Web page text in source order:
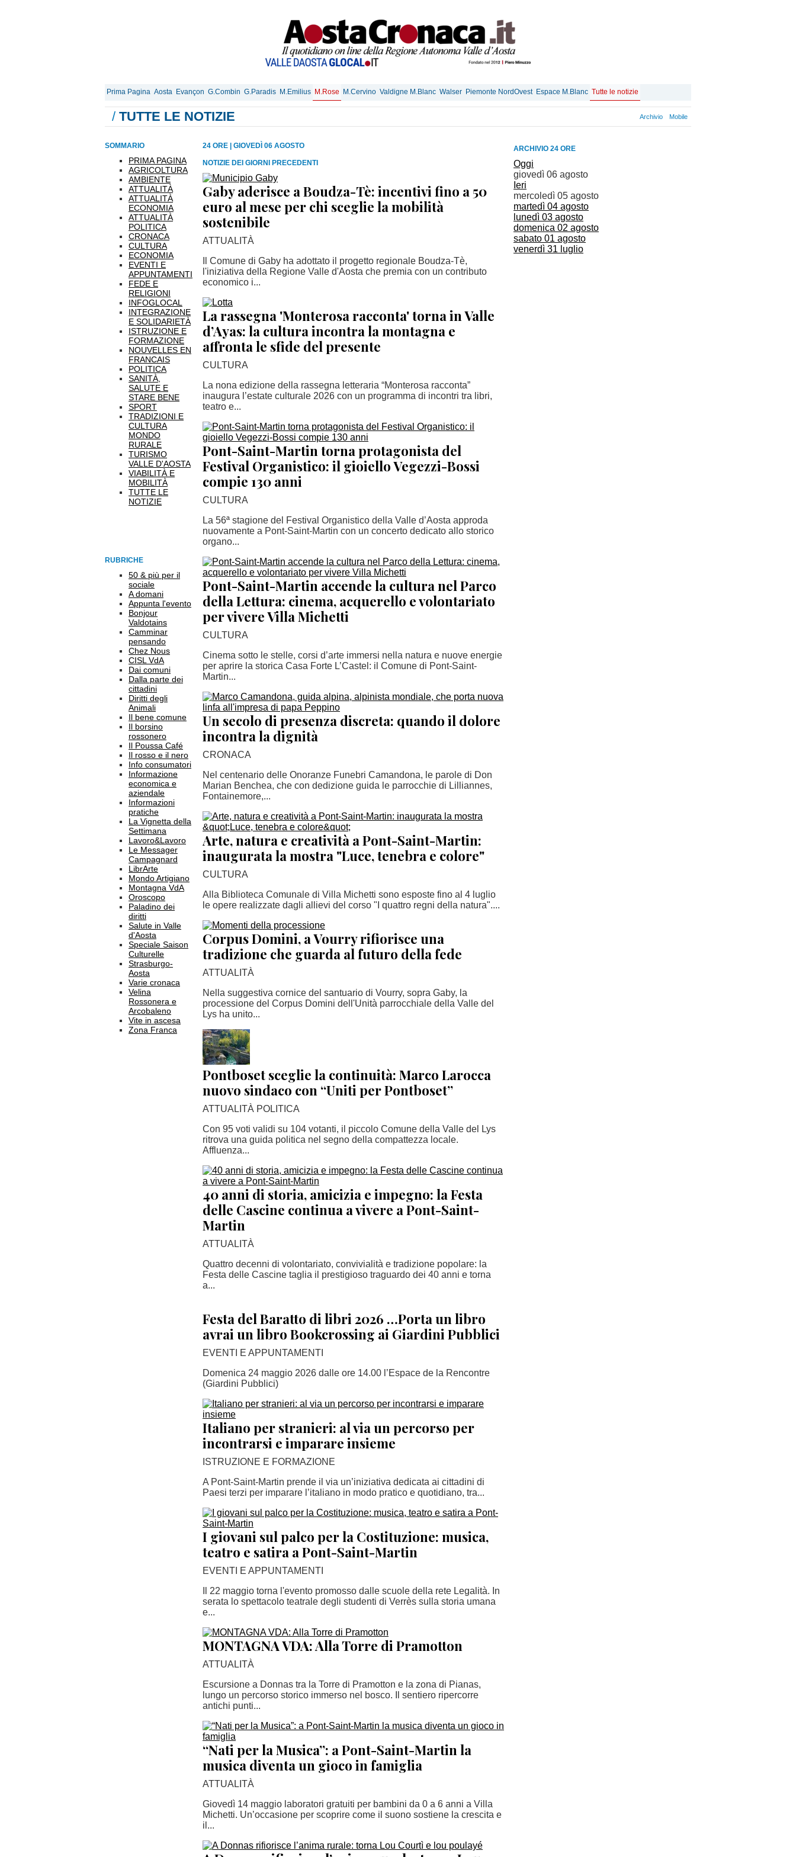
Prima Pagina Aosta Evançon G.Combin G.Paradis M.Emilius M.Rose M.Cervino Valdigne M.Blanc Walser Piemonte NordOvest Espace M.Blanc Tutte le notizie
/ TUTTE LE NOTIZIE Archivio Mobile
ARCHIVIO 24 ORE
Oggi
giovedì 06 agosto
Ieri
mercoledì 05 agosto
martedì 04 agosto
lunedì 03 agosto
domenica 02 agosto
sabato 01 agosto
venerdì 31 luglio
SOMMARIO
PRIMA PAGINA
AGRICOLTURA
AMBIENTE
ATTUALITÀ
ATTUALITÀ
ECONOMIA
ATTUALITÀ
POLITICA
CRONACA
CULTURA
ECONOMIA
EVENTI E
APPUNTAMENTI
FEDE E
RELIGIONI
INFOGLOCAL
INTEGRAZIONE
E SOLIDARIETÀ
ISTRUZIONE E
FORMAZIONE
NOUVELLES EN
FRANCAIS
POLITICA
SANITÀ,
SALUTE E
STARE BENE
SPORT
TRADIZIONI E
CULTURA
MONDO
RURALE
TURISMO
VALLE D'AOSTA
VIABILITÀ E
MOBILITÀ
TUTTE LE
NOTIZIE
RUBRICHE
50 & più per il
sociale
A domani
Appunta l'evento
Bonjour
Valdotains
Camminar
pensando
Chez Nous
CISL VdA
Dai comuni
Dalla parte dei
cittadini
Diritti degli
Animali
Il bene comune
Il borsino
rossonero
Il Poussa Café
Il rosso e il nero
Info consumatori
Informazione
economica e
aziendale
Informazioni
pratiche
La Vignetta della
Settimana
Lavoro&Lavoro
Le Messager
Campagnard
LibrArte
Mondo Artigiano
Montagna VdA
Oroscopo
Paladino dei
diritti
Salute in Valle
d'Aosta
Speciale Saison
Culturelle
Strasburgo-
Aosta
Varie cronaca
Velina
Rossonera e
Arcobaleno
Vite in ascesa
Zona Franca
24 ORE GIOVEDÌ 06 AGOSTO
NOTIZIE DEI GIORNI PRECEDENTI
Gaby aderisce a Boudza-Tè: incentivi fino a 50
euro al mese per chi sceglie la mobilità
sostenibile
ATTUALITÀ
Il Comune di Gaby ha adottato il progetto regionale Boudza-Tè,
l'iniziativa della Regione Valle d'Aosta che premia con un contributo
economico i...
La rassegna 'Monterosa racconta' torna in Valle
d’Ayas: la cultura incontra la montagna e
affronta le sfide del presente
CULTURA
La nona edizione della rassegna letteraria “Monterosa racconta”
inaugura l’estate culturale 2026 con un programma di incontri tra libri,
teatro e...
Pont-Saint-Martin torna protagonista del
Festival Organistico: il gioiello Vegezzi-Bossi
compie 130 anni
CULTURA
La 56ª stagione del Festival Organistico della Valle d’Aosta approda
nuovamente a Pont-Saint-Martin con un concerto dedicato allo storico
organo...
Pont-Saint-Martin accende la cultura nel Parco
della Lettura: cinema, acquerello e volontariato
per vivere Villa Michetti
CULTURA
Cinema sotto le stelle, corsi d’arte immersi nella natura e nuove energie
per aprire la storica Casa Forte L’Castel: il Comune di Pont-Saint-
Martin...
Un secolo di presenza discreta: quando il dolore
incontra la dignità
CRONACA
Nel centenario delle Onoranze Funebri Camandona, le parole di Don
Marian Benchea, che con dedizione guida le parrocchie di Lilliannes,
Fontainemore,...
Arte, natura e creatività a Pont-Saint-Martin:
inaugurata la mostra "Luce, tenebra e colore"
CULTURA
Alla Biblioteca Comunale di Villa Michetti sono esposte fino al 4 luglio
le opere realizzate dagli allievi del corso "I quattro regni della natura"....
Corpus Domini, a Vourry rifiorisce una
tradizione che guarda al futuro della fede
ATTUALITÀ
Nella suggestiva cornice del santuario di Vourry, sopra Gaby, la
processione del Corpus Domini dell'Unità parrocchiale della Valle del
Lys ha unito...
Pontboset sceglie la continuità: Marco Larocca
nuovo sindaco con “Uniti per Pontboset”
ATTUALITÀ POLITICA
Con 95 voti validi su 104 votanti, il piccolo Comune della Valle del Lys
ritrova una guida politica nel segno della compattezza locale.
Affluenza...
40 anni di storia, amicizia e impegno: la Festa
delle Cascine continua a vivere a Pont-Saint-
Martin
ATTUALITÀ
Quattro decenni di volontariato, convivialità e tradizione popolare: la
Festa delle Cascine taglia il prestigioso traguardo dei 40 anni e torna
a...
Festa del Baratto di libri 2026 …Porta un libro
avrai un libro Bookcrossing ai Giardini Pubblici
EVENTI E APPUNTAMENTI
Domenica 24 maggio 2026 dalle ore 14.00 l’Espace de la Rencontre
(Giardini Pubblici)
Italiano per stranieri: al via un percorso per
incontrarsi e imparare insieme
ISTRUZIONE E FORMAZIONE
A Pont-Saint-Martin prende il via un’iniziativa dedicata ai cittadini di
Paesi terzi per imparare l’italiano in modo pratico e quotidiano, tra...
I giovani sul palco per la Costituzione: musica,
teatro e satira a Pont-Saint-Martin
EVENTI E APPUNTAMENTI
Il 22 maggio torna l'evento promosso dalle scuole della rete Legalità. In
serata lo spettacolo teatrale degli studenti di Verrès sulla storia umana
e...
MONTAGNA VDA: Alla Torre di Pramotton
ATTUALITÀ
Escursione a Donnas tra la Torre di Pramotton e la zona di Pianas,
lungo un percorso storico immerso nel bosco. Il sentiero ripercorre
antichi punti...
“Nati per la Musica”: a Pont-Saint-Martin la
musica diventa un gioco in famiglia
ATTUALITÀ
Giovedì 14 maggio laboratori gratuiti per bambini da 0 a 6 anni a Villa
Michetti. Un’occasione per scoprire come il suono sostiene la crescita e
il...